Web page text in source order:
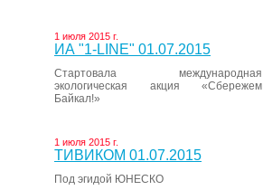
1 июля 2015 г.
ИА "1-LINE" 01.07.2015
Стартовала международная
экологическая акция «Сбережем
Байкал!»
1 июля 2015 г.
ТИВИКОМ 01.07.2015
Под эгидой ЮНЕСКО